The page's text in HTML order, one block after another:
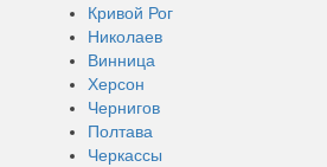
Кривой Рог
Николаев
Винница
Херсон
Чернигов
Полтава
Черкассы